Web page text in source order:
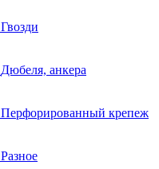
Гвозди
Дюбеля, анкера
Перфорированный крепеж
Разное